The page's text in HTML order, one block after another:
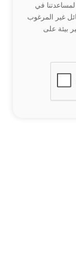
في
غير المرغوب
بيئة على